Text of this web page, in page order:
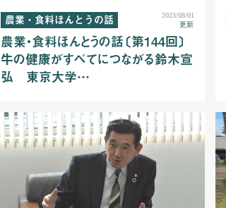
農業・食料ほんとうの話
2023/08/01
更新
農業・食料ほんとうの話〔第144回〕
牛の健康がすべてにつながる鈴木宣
弘 東京大学…